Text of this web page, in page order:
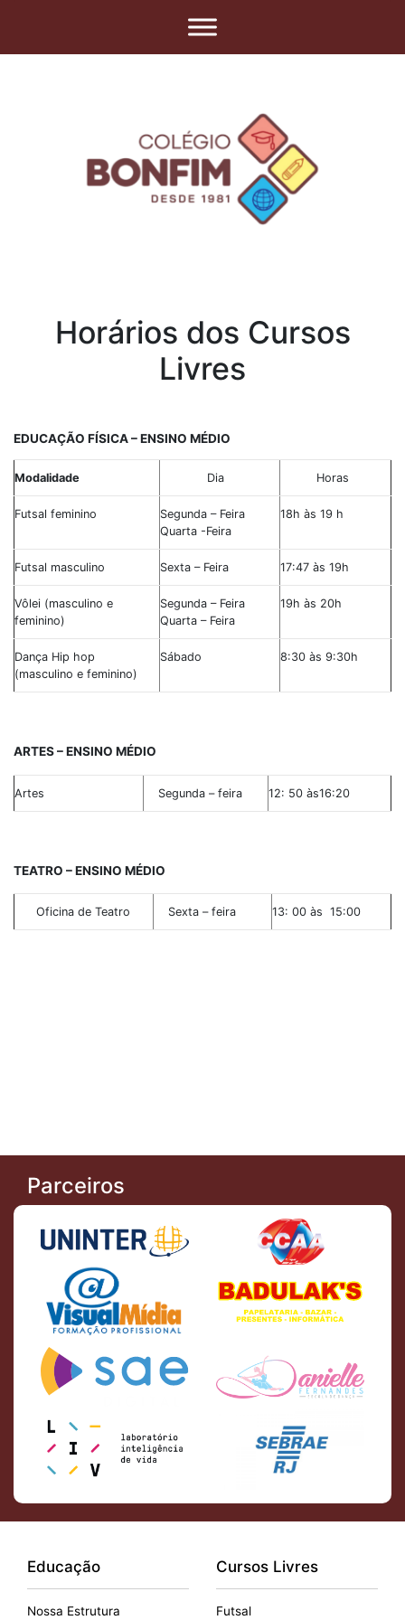
Horários dos Cursos
Livres
EDUCAÇÃO FÍSICA – ENSINO MÉDIO
Modalidade Dia Horas
Futsal feminino
Segunda – Feira
Quarta -Feira
18h às 19 h
Futsal masculino Sexta – Feira 17:47 às 19h
Vôlei (masculino e
feminino)
Segunda – Feira
Quarta – Feira
19h às 20h
Dança Hip hop
(masculino e feminino)
Sábado 8:30 às 9:30h
ARTES – ENSINO MÉDIO
Artes Segunda – feira 12: 50 às16:20
TEATRO – ENSINO MÉDIO
Oficina de Teatro Sexta – feira 13: 00 às 15:00
Parceiros
Educação
Nossa Estrutura
Cursos Livres
Futsal